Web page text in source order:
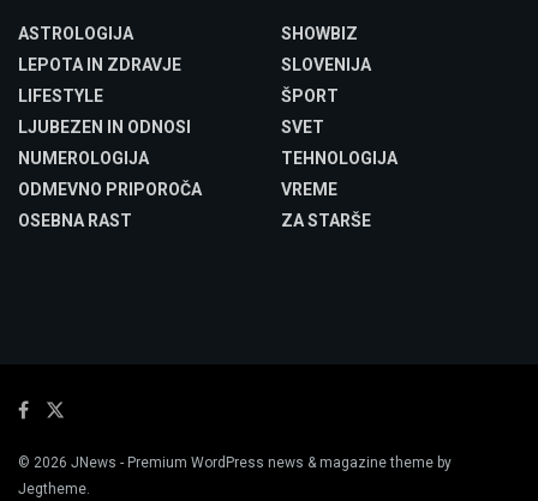
ASTROLOGIJA
LEPOTA IN ZDRAVJE
LIFESTYLE
LJUBEZEN IN ODNOSI
NUMEROLOGIJA
ODMEVNO PRIPOROČA
OSEBNA RAST
SHOWBIZ
SLOVENIJA
ŠPORT
SVET
TEHNOLOGIJA
VREME
ZA STARŠE
© 2026 JNews - Premium WordPress news & magazine theme by
Jegtheme.